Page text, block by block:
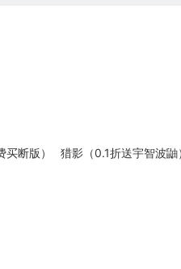
断版） 猎影（0.1折送宇智波鼬